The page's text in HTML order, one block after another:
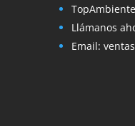
Llámanos
Email: